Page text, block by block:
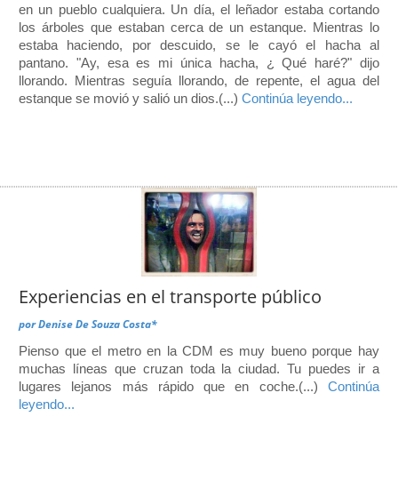
en un pueblo cualquiera. Un día, el leñador estaba cortando
los árboles que estaban cerca de un estanque. Mientras lo
estaba haciendo, por descuido, se le cayó el hacha al
pantano. "Ay, esa es mi única hacha, ¿ Qué haré?" dijo
llorando. Mientras seguía llorando, de repente, el agua del
estanque se movió y salió un dios.(...) Continúa leyendo...
Experiencias en el transporte público
porDenise De Souza Costa*
Pienso que el metro en la CDM es muy bueno porque hay
muchas líneas que cruzan toda la ciudad. Tu puedes ir a
lugares lejanos más rápido que en coche.(...) Continúa
leyendo...